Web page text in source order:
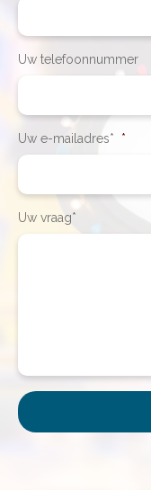
Uw telefoonnummer
Uw e-mailadres* *
Uw vraag*